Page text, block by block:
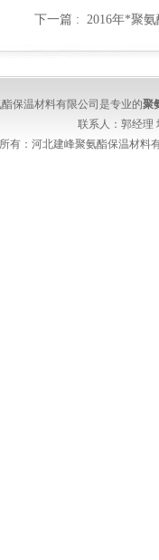
下一篇 : 2016年*聚
保温材料有限公司是专业的聚
联系人：郭经理
有：河北建峰聚氨酯保温材